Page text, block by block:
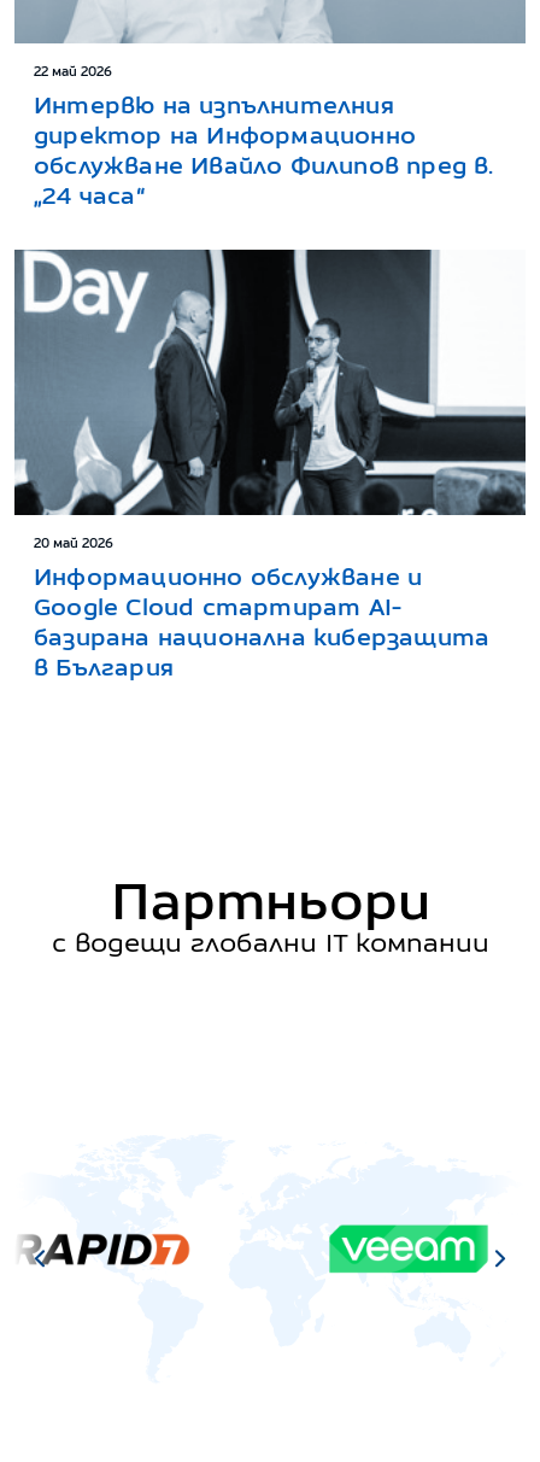
22 май 2026
Интервю на изпълнителния
директор на Информационно
обслужване Ивайло Филипов пред в.
„24 часа“
20 май 2026
Информационно обслужване и
Google Cloud стартират AI-
базирана национална киберзащита
в България
Партньори
с водещи глобални IT компании